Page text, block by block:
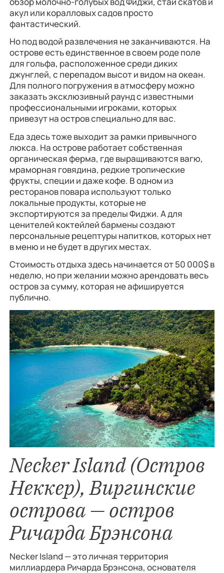
акул или коралловых садов просто
фантастический.
Но под водой развлечения не заканчиваются. На
острове есть единственное в своем роде поле
для гольфа, расположенное среди диких
джунглей, с перепадом высот и видом на океан.
Для полного погружения в атмосферу можно
заказать эксклюзивный раунд с известными
профессиональными игроками, которых
привезут на остров специально для вас.
Еда здесь тоже выходит за рамки привычного
люкса. На острове работает собственная
органическая ферма, где выращиваются вагю,
мраморная говядина, редкие тропические
фрукты, специи и даже кофе. В одном из
ресторанов повара используют только
локальные продукты, которые не
экспортируются за пределы Фиджи. А для
ценителей коктейлей бармены создают
персональные рецептуры напитков, которых нет
в меню и не будет в других местах.
Стоимость отдыха здесь начинается от 50 000$ в
неделю, но при желании можно арендовать весь
остров за сумму, которая не афишируется
публично.
Necker Island (Остров
Неккер), Виргинские
острова — остров
Ричарда Брэнсона
Necker Island — это личная территория
миллиардера Ричарда Брэнсона, основателя